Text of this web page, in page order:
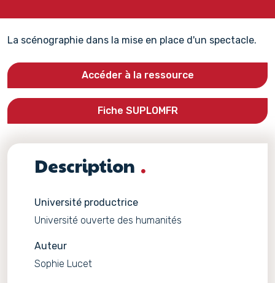
La scénographie dans la mise en place d'un spectacle.
Accéder à la ressource
Fiche SUPLOMFR
Description
Université productrice
Université ouverte des humanités
Auteur
Sophie Lucet